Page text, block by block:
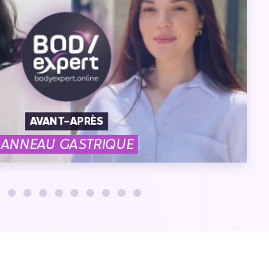
AVANT-APRÈS
ANNEAU GASTRIQUE